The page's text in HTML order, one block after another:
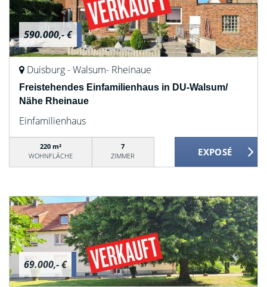
590.000,- €
Duisburg - Walsum- Rheinaue
Freistehendes Einfamilienhaus in DU-Walsum/
Nähe Rheinaue
Einfamilienhaus
220 m²
WOHNFLÄCHE
7
ZIMMER
69.000,- €